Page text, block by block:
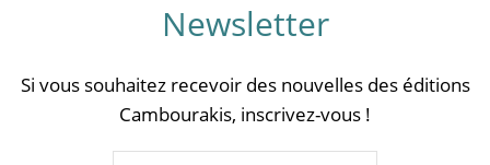
Newsletter
Si vous souhaitez recevoir des nouvelles des éditions
Cambourakis, inscrivez-vous !